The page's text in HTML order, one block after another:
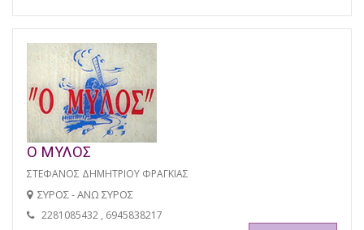
Ο ΜΥΛΟΣ
ΣΤΕΦΑΝΟΣ ΔΗΜΗΤΡΙΟΥ ΦΡΑΓΚΙΑΣ
ΣΥΡΟΣ - ΑΝΩ ΣΥΡΟΣ
2281085432 , 6945838217